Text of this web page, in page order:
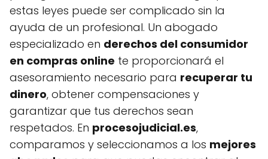
estas leyes puede ser complicado sin la
ayuda de un profesional. Un abogado
especializado en derechos del consumidor
en compras online te proporcionará el
asesoramiento necesario para recuperar tu
dinero, obtener compensaciones y
garantizar que tus derechos sean
respetados. En procesojudicial.es,
comparamos y seleccionamos a los mejores